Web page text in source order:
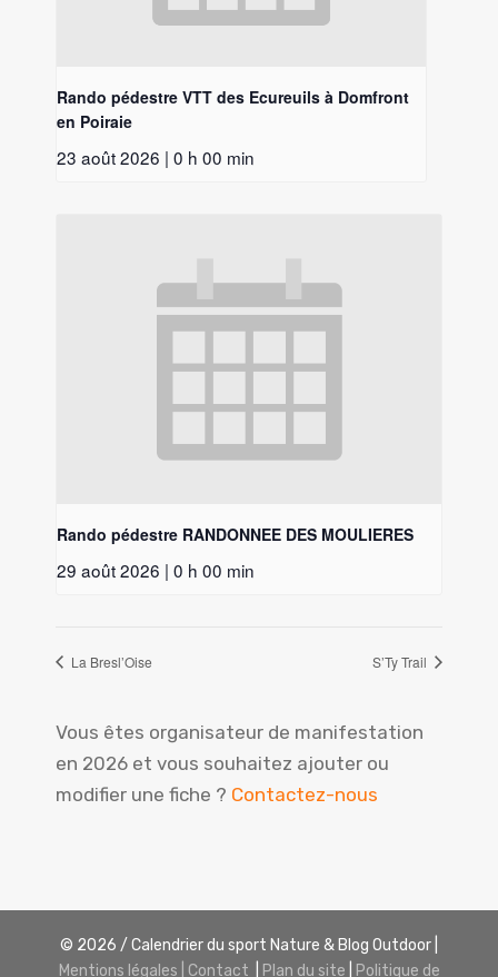
Rando pédestre VTT des Ecureuils à Domfront
en Poiraie
23 août 2026 | 0 h 00 min
Rando pédestre RANDONNEE DES MOULIERES
29 août 2026 | 0 h 00 min
La Bresl’Oise S’Ty Trail
Vous êtes organisateur de manifestation
en 2026 et vous souhaitez ajouter ou
modifier une fiche ? Contactez-nous
© 2026 / Calendrier du sport Nature & Blog Outdoor |
Mentions légales | Contact
Plan du site Politique de